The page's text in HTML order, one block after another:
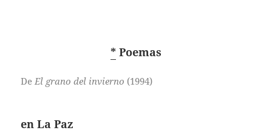
* Poemas
De El grano del invierno (1994)
en La Paz